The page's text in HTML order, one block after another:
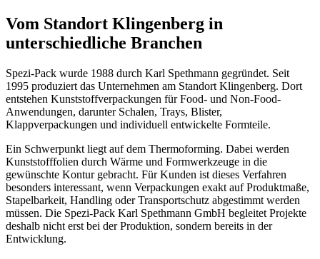
Vom Standort Klingenberg in
unterschiedliche Branchen
Spezi-Pack wurde 1988 durch Karl Spethmann gegründet. Seit
1995 produziert das Unternehmen am Standort Klingenberg. Dort
entstehen Kunststoffverpackungen für Food- und Non-Food-
Anwendungen, darunter Schalen, Trays, Blister,
Klappverpackungen und individuell entwickelte Formteile.
Ein Schwerpunkt liegt auf dem Thermoforming. Dabei werden
Kunststofffolien durch Wärme und Formwerkzeuge in die
gewünschte Kontur gebracht. Für Kunden ist dieses Verfahren
besonders interessant, wenn Verpackungen exakt auf Produktmaße,
Stapelbarkeit, Handling oder Transportschutz abgestimmt werden
müssen. Die Spezi-Pack Karl Spethmann GmbH begleitet Projekte
deshalb nicht erst bei der Produktion, sondern bereits in der
Entwicklung.